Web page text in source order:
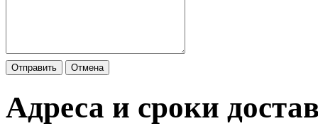
Отправить Отмена
Адреса и сроки